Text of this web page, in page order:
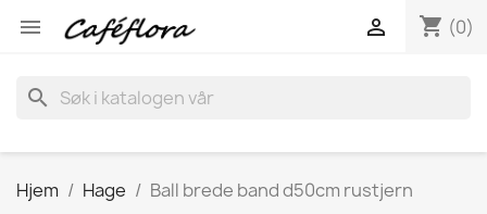
 shopping_cart (0)

search
Hjem Hage Ball brede band d50cm rustjern